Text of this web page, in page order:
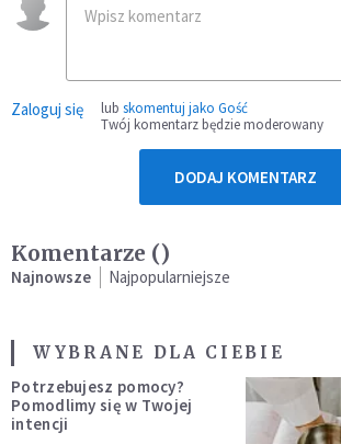
Zaloguj się lub skomentuj jako Gość
Twój komentarz będzie moderowany
DODAJ KOMENTARZ
Komentarze ()
Najnowsze Najpopularniejsze
WYBRANE DLA CIEBIE
Potrzebujesz pomocy?
Pomodlimy się w Twojej
intencji